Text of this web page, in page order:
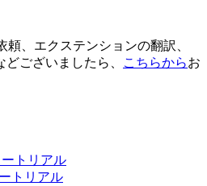
頼、エクステンションの翻訳、
ございましたら、
こちらからお
ートリアル
トリアル